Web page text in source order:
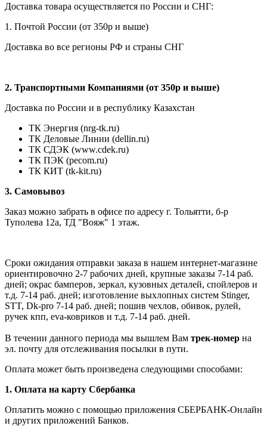
Доставка товара осуществляется по России и СНГ:
1. Почтой России (от 350р и выше)
Доставка во все регионы РФ и страны СНГ
2. Транспортными Компаниями (от 350р и выше)
Доставка по России и в республику Казахстан
ТК Энергия (nrg-tk.ru)
ТК Деловые Линии (dellin.ru)
ТК СДЭК (www.cdek.ru)
ТК ПЭК (pecom.ru)
ТК КИТ (tk-kit.ru)
3. Самовывоз
Заказ можно забрать в офисе по адресу г. Тольятти, б-р
Туполева 12а, ТД "Вояж" 1 этаж.
Сроки ожидания отправки заказа в нашем интернет-магазине
ориентировочно 2-7 рабочих дней, крупные заказы 7-14 раб.
дней; окрас бамперов, зеркал, кузовных деталей, спойлеров и
т.д. 7-14 раб. дней; изготовление выхлопных систем Stinger,
STT, Dk-pro 7-14 раб. дней; пошив чехлов, обивок, рулей,
ручек кпп, eva-ковриков и т.д. 7-14 раб. дней.
В течении данного периода мы вышлем Вам трек-номер на
эл. почту для отслеживания посылки в пути.
Оплата может быть произведена следующими способами:
1. Оплата на карту Сбербанка
Оплатить можно с помощью приложения СБЕРБАНК-Онлайн
и других приложений Банков.